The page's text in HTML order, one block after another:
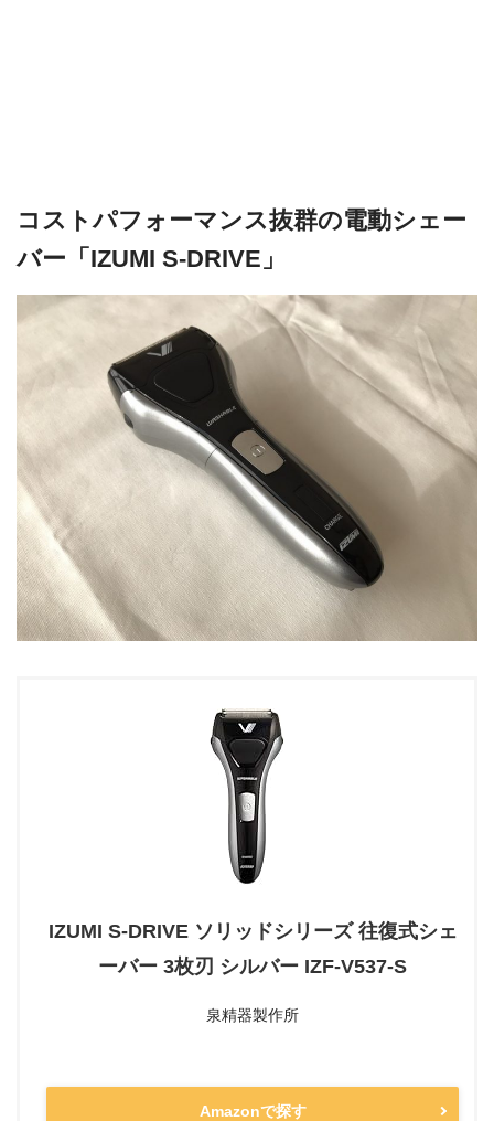
コストパフォーマンス抜群の電動シェー
バー「IZUMI S-DRIVE」
IZUMI S-DRIVE ソリッドシリーズ 往復式シェ
ーバー 3枚刃 シルバー IZF-V537-S
泉精器製作所
Amazonで探す